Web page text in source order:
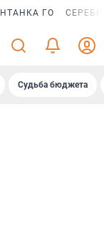
ГО
Судьба бюджета